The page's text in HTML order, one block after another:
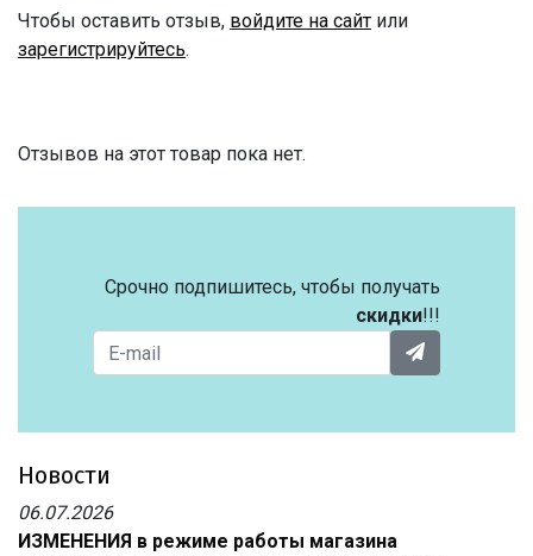
Чтобы оставить отзыв, войдите на сайт или
зарегистрируйтесь.
Отзывов на этот товар пока нет.
Срочно подпишитесь, чтобы получать
скидки!!!
Новости
06.07.2026
ИЗМЕНЕНИЯ в режиме работы магазина